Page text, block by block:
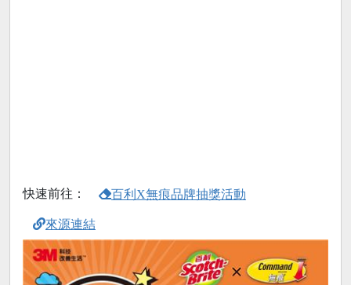
快速前往： 百利X無痕品牌抽獎活動
來源連結